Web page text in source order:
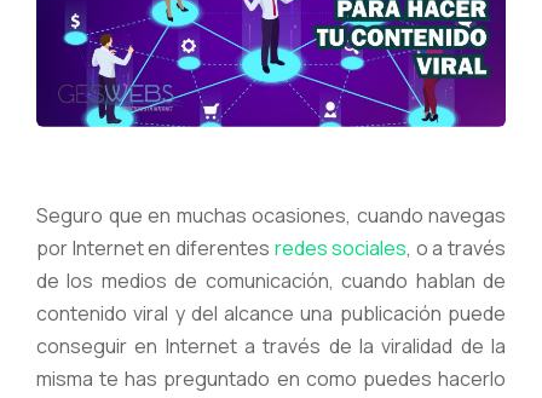
Seguro que en muchas ocasiones, cuando navegas
por Internet en diferentes redes sociales, o a través
de los medios de comunicación, cuando hablan de
contenido viral y del alcance una publicación puede
conseguir en Internet a través de la viralidad de la
misma te has preguntado en como puedes hacerlo